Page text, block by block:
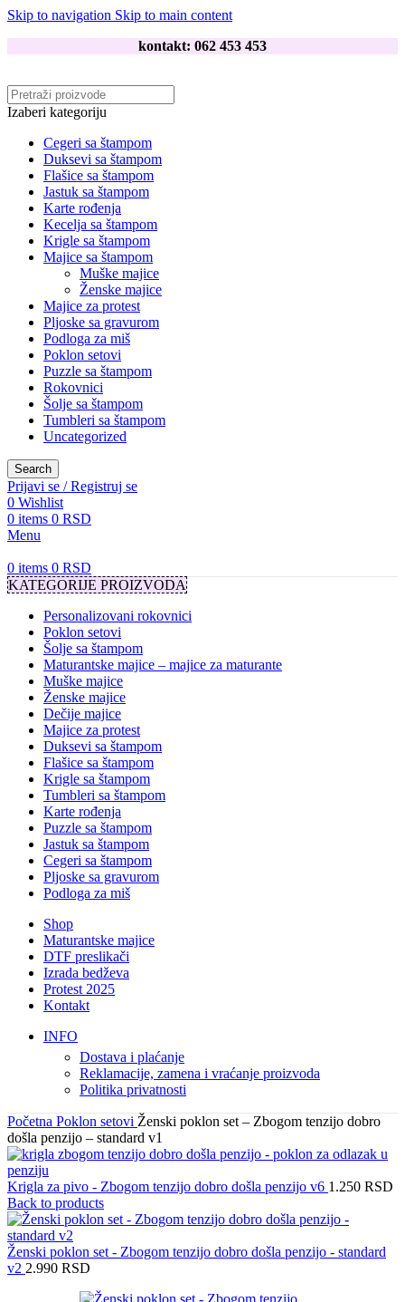
Skip to navigation Skip to main content
kontakt: 062 453 453
Izaberi kategoriju
Cegeri sa štampom
Duksevi sa štampom
Flašice sa štampom
Jastuk sa štampom
Karte rođenja
Kecelja sa štampom
Krigle sa štampom
Majice sa štampom
Muške majice
Ženske majice
Majice za protest
Pljoske sa gravurom
Podloga za miš
Poklon setovi
Puzzle sa štampom
Rokovnici
Šolje sa štampom
Tumbleri sa štampom
Uncategorized
Search
Prijavi se / Registruj se
0 Wishlist
0 items 0 RSD
Menu
0 items 0 RSD
KATEGORIJE PROIZVODA
Personalizovani rokovnici
Poklon setovi
Šolje sa štampom
Maturantske majice – majice za maturante
Muške majice
Ženske majice
Dečije majice
Majice za protest
Duksevi sa štampom
Flašice sa štampom
Krigle sa štampom
Tumbleri sa štampom
Karte rođenja
Puzzle sa štampom
Jastuk sa štampom
Cegeri sa štampom
Pljoske sa gravurom
Podloga za miš
Shop
Maturantske majice
DTF preslikači
Izrada bedževa
Protest 2025
Kontakt
INFO
Dostava i plaćanje
Reklamacije, zamena i vraćanje proizvoda
Politika privatnosti
Početna Poklon setovi Ženski poklon set – Zbogom tenzijo dobro
došla penzijo – standard v1
Krigla za pivo - Zbogom tenzijo dobro došla penzijo v6 1.250 RSD
Back to products
Ženski poklon set - Zbogom tenzijo dobro došla penzijo - standard
v2 2.990 RSD